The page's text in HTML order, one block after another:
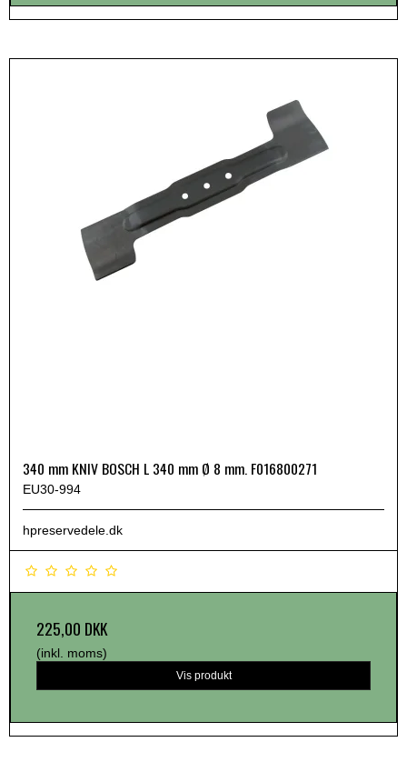
340 mm KNIV BOSCH L 340 mm Ø 8 mm. F016800271
EU30-994
hpreservedele.dk
225,00 DKK
(inkl. moms)
Vis produkt